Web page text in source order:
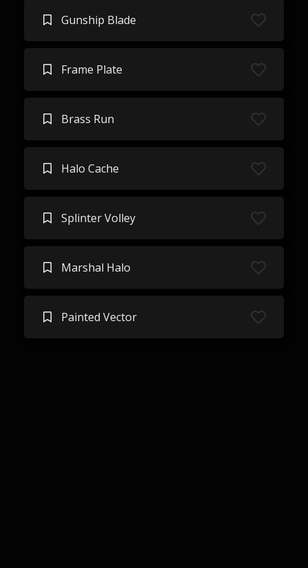
Gunship Blade
Frame Plate
Brass Run
Halo Cache
Splinter Volley
Marshal Halo
Painted Vector